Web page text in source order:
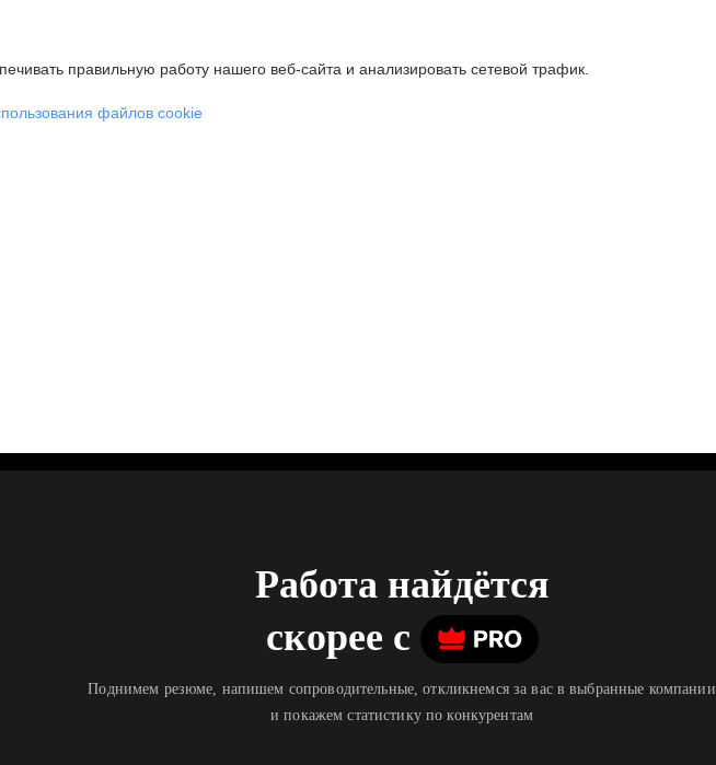
правильную работу нашего веб-сайта и анализировать сетевой трафик.
файлов cookie
Работа найдётся
скорее c
Поднимем резюме, напишем сопроводительные, откликнемся за вас в выбранные компании
и покажем статистику по конкурентам